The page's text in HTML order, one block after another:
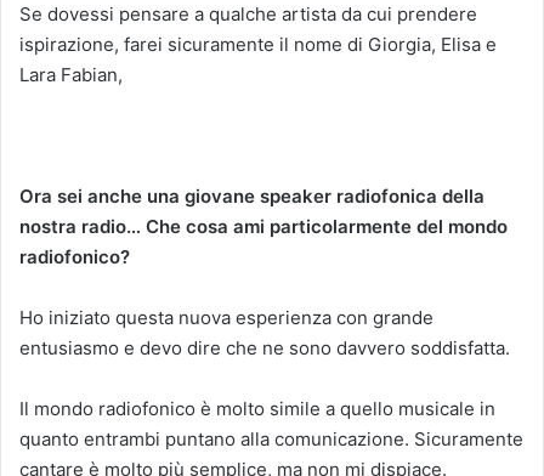
Se dovessi pensare a qualche artista da cui prendere
ispirazione, farei sicuramente il nome di Giorgia, Elisa e
Lara Fabian,
Ora sei anche una giovane speaker radiofonica della
nostra radio… Che cosa ami particolarmente del mondo
radiofonico?
Ho iniziato questa nuova esperienza con grande
entusiasmo e devo dire che ne sono davvero soddisfatta.
Il mondo radiofonico è molto simile a quello musicale in
quanto entrambi puntano alla comunicazione. Sicuramente
cantare è molto più semplice, ma non mi dispiace.